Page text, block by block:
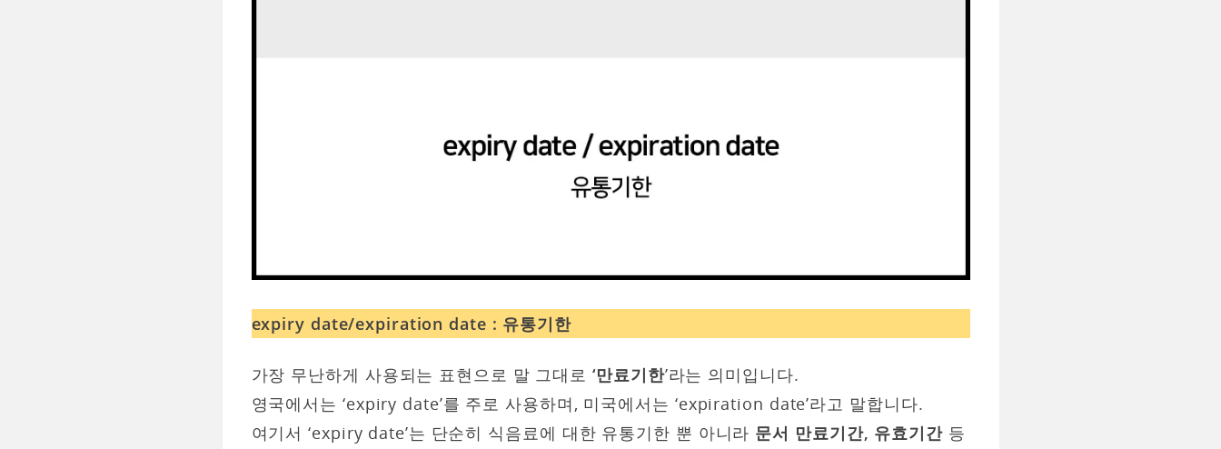
expiry date/expiration date : 유통기한
가장 무난하게 사용되는 표현으로 말 그대로‘만료기한’라는 의미입니다.
영국에서는 ‘expiry date’를 주로 사용하며, 미국에서는 ‘expiration date’라고 말합니다.
여기서 ‘expiry date’는 단순히 식음료에 대한 유통기한 뿐 아니라 문서 만료기간, 유효기간 등